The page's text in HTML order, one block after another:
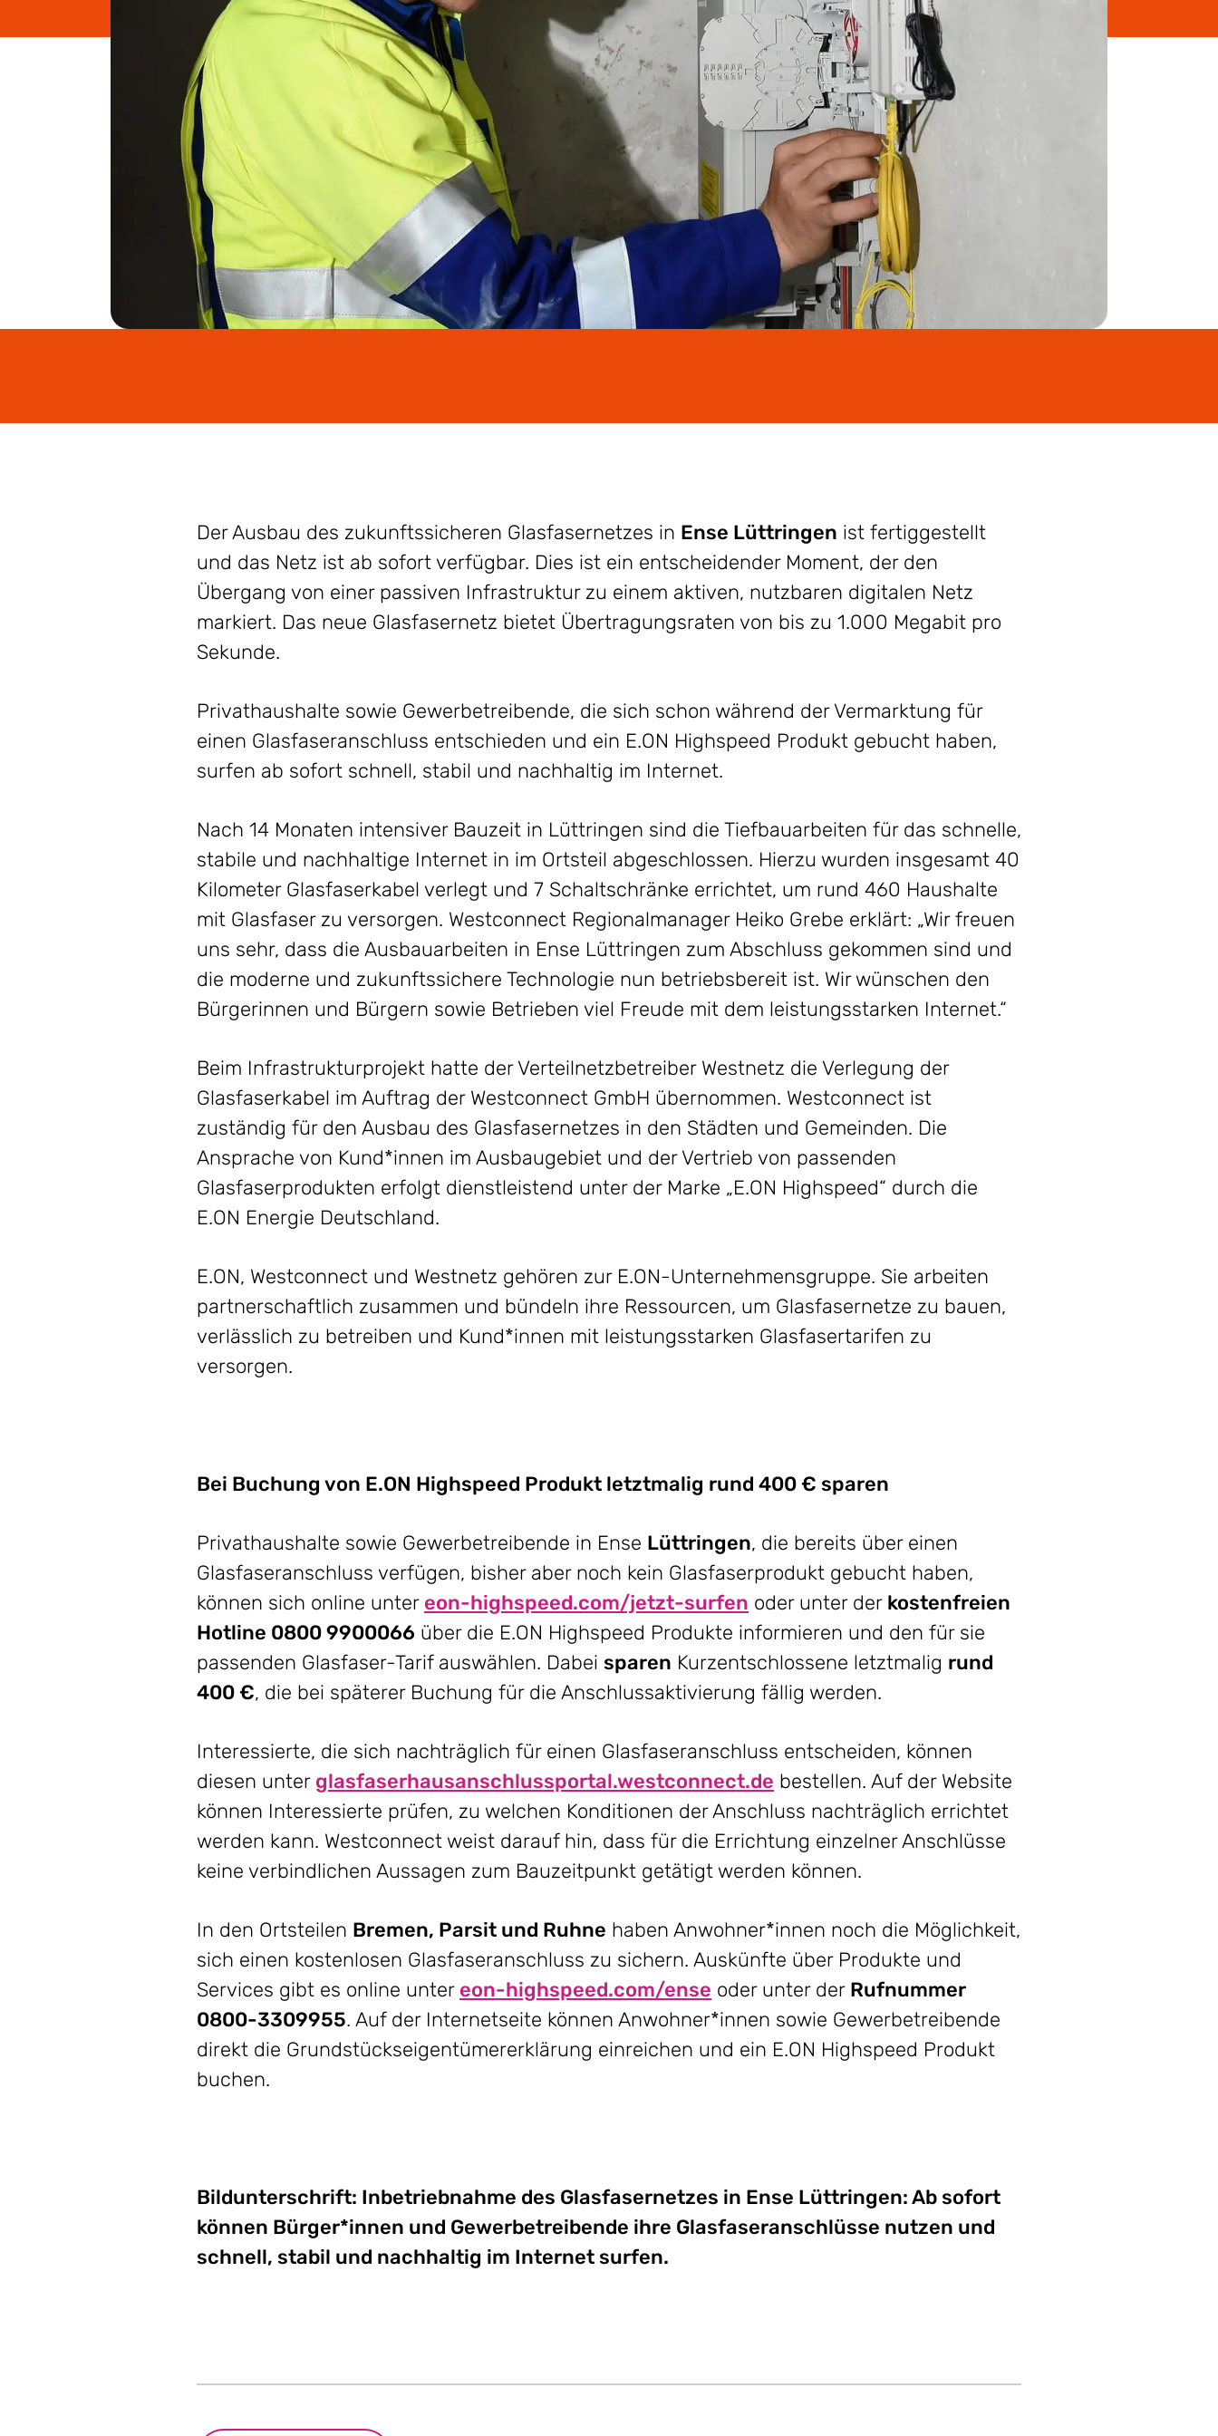
Der Ausbau des zukunftssicheren Glasfasernetzes in Ense Lüttringen ist fertiggestellt
und das Netz ist ab sofort verfügbar. Dies ist ein entscheidender Moment, der den
Übergang von einer passiven Infrastruktur zu einem aktiven, nutzbaren digitalen Netz
markiert. Das neue Glasfasernetz bietet Übertragungsraten von bis zu 1.000 Megabit pro
Sekunde.
Privathaushalte sowie Gewerbetreibende, die sich schon während der Vermarktung für
einen Glasfaseranschluss entschieden und ein E.ON Highspeed Produkt gebucht haben,
surfen ab sofort schnell, stabil und nachhaltig im Internet.
Nach 14 Monaten intensiver Bauzeit in Lüttringen sind die Tiefbauarbeiten für das schnelle,
stabile und nachhaltige Internet in im Ortsteil abgeschlossen. Hierzu wurden insgesamt 40
Kilometer Glasfaserkabel verlegt und 7 Schaltschränke errichtet, um rund 460 Haushalte
mit Glasfaser zu versorgen. Westconnect Regionalmanager Heiko Grebe erklärt: „Wir freuen
uns sehr, dass die Ausbauarbeiten in Ense Lüttringen zum Abschluss gekommen sind und
die moderne und zukunftssichere Technologie nun betriebsbereit ist. Wir wünschen den
Bürgerinnen und Bürgern sowie Betrieben viel Freude mit dem leistungsstarken Internet.“
Beim Infrastrukturprojekt hatte der Verteilnetzbetreiber Westnetz die Verlegung der
Glasfaserkabel im Auftrag der Westconnect GmbH übernommen. Westconnect ist
zuständig für den Ausbau des Glasfasernetzes in den Städten und Gemeinden. Die
Ansprache von Kund*innen im Ausbaugebiet und der Vertrieb von passenden
Glasfaserprodukten erfolgt dienstleistend unter der Marke „E.ON Highspeed“ durch die
E.ON Energie Deutschland.
E.ON, Westconnect und Westnetz gehören zur E.ON-Unternehmensgruppe. Sie arbeiten
partnerschaftlich zusammen und bündeln ihre Ressourcen, um Glasfasernetze zu bauen,
verlässlich zu betreiben und Kund*innen mit leistungsstarken Glasfasertarifen zu
versorgen.
Bei Buchung von E.ON Highspeed Produkt letztmalig rund 400 € sparen
Privathaushalte sowie Gewerbetreibende in Ense Lüttringen, die bereits über einen
Glasfaseranschluss verfügen, bisher aber noch kein Glasfaserprodukt gebucht haben,
können sich online unter eon-highspeed.com/jetzt-surfen oder unter der kostenfreien
Hotline 0800 9900066 über die E.ON Highspeed Produkte informieren und den für sie
passenden Glasfaser-Tarif auswählen. Dabei sparen Kurzentschlossene letztmalig rund
400 €, die bei späterer Buchung für die Anschlussaktivierung fällig werden.
Interessierte, die sich nachträglich für einen Glasfaseranschluss entscheiden, können
diesen unter glasfaserhausanschlussportal.westconnect.de bestellen. Auf der Website
können Interessierte prüfen, zu welchen Konditionen der Anschluss nachträglich errichtet
werden kann. Westconnect weist darauf hin, dass für die Errichtung einzelner Anschlüsse
keine verbindlichen Aussagen zum Bauzeitpunkt getätigt werden können.
In den Ortsteilen Bremen, Parsit und Ruhne haben Anwohner*innen noch die Möglichkeit,
sich einen kostenlosen Glasfaseranschluss zu sichern. Auskünfte über Produkte und
Services gibt es online unter eon-highspeed.com/ense oder unter der Rufnummer
0800-3309955. Auf der Internetseite können Anwohner*innen sowie Gewerbetreibende
direkt die Grundstückseigentümererklärung einreichen und ein E.ON Highspeed Produkt
buchen.
Bildunterschrift: Inbetriebnahme des Glasfasernetzes in Ense Lüttringen: Ab sofort
können Bürger*innen und Gewerbetreibende ihre Glasfaseranschlüsse nutzen und
schnell, stabil und nachhaltig im Internet surfen.